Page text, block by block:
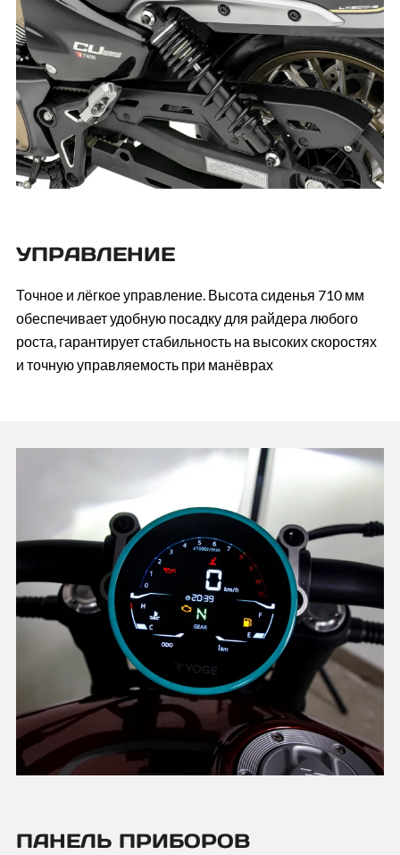
УПРАВЛЕНИЕ
Точное и лёгкое управление. Высота сиденья 710 мм
обеспечивает удобную посадку для райдера любого
роста, гарантирует стабильность на высоких скоростях
и точную управляемость при манёврах
ПАНЕЛЬ ПРИБОРОВ